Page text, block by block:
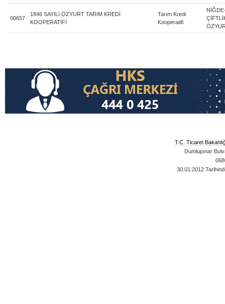
00657
1846 SAYILI ÖZYURT TARIM KREDİ
KOOPERATİFİ
Tarım Kredi
Kooperatifi
T.C. Ticaret
Dumlupınar
30.01.2012